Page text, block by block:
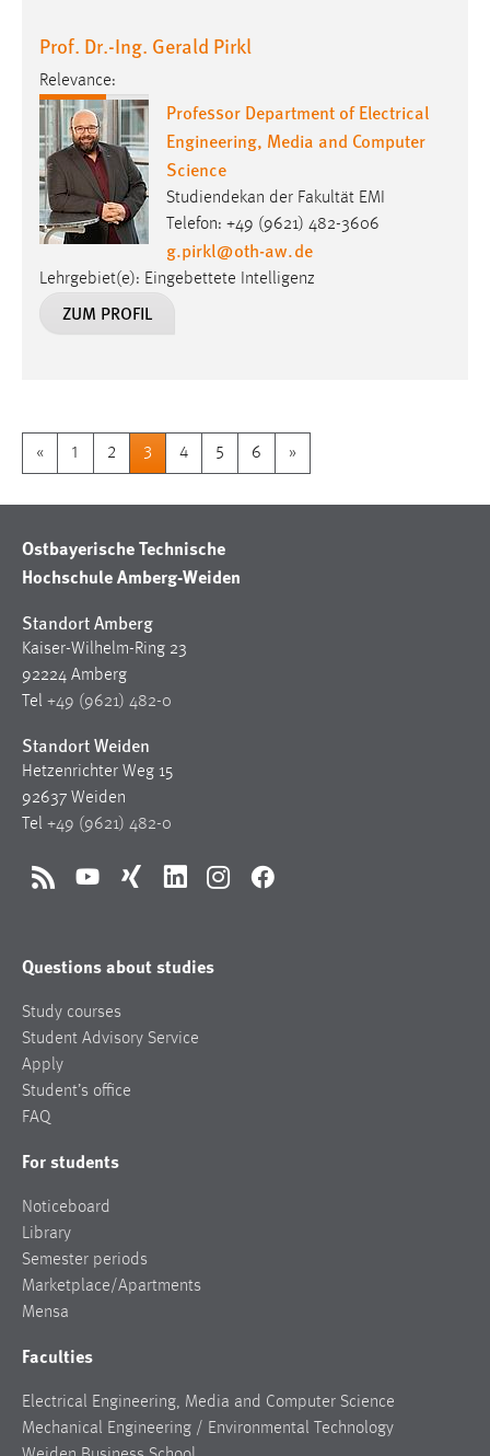
Prof. Dr.-Ing. Gerald Pirkl
Relevance:
Professor Department of Electrical
Engineering, Media and Computer
Science
Studiendekan der Fakultät EMI
Telefon: +49 (9621) 482-3606
g.pirkl@oth-aw.de
Lehrgebiet(e): Eingebettete Intelligenz
ZUM PROFIL
« 1 2 3 4 5 6 »
Ostbayerische Technische
Hochschule Amberg-Weiden
Standort Amberg
Kaiser-Wilhelm-Ring 23
92224 Amberg
Tel +49 (9621) 482-0
Standort Weiden
Hetzenrichter Weg 15
92637 Weiden
Tel +49 (9621) 482-0
RSS YouTubeXing LinkedInInstagramFacebook
Questions about studies
Study courses
Student Advisory Service
Apply
Student’s office
FAQ
For students
Noticeboard
Library
Semester periods
Marketplace/Apartments
Mensa
Faculties
Electrical Engineering, Media and Computer Science
Mechanical Engineering / Environmental Technology